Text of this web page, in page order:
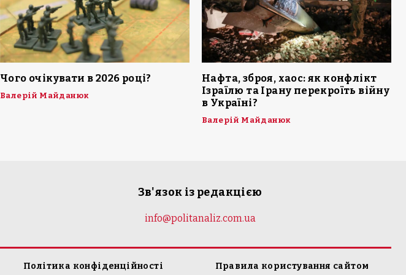
Чого очікувати в 2026 році?
Валерій Майданюк
Нафта, зброя, хаос: як конфлікт
Ізраїлю та Ірану перекроїть війну
в Україні?
Валерій Майданюк
Зв'язок із редакцією
info@politanaliz.com.ua
Політика конфіденційності Правила користування сайтом